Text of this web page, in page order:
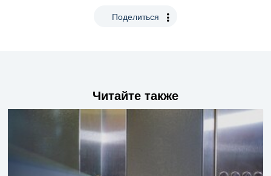
Поделиться
Читайте также